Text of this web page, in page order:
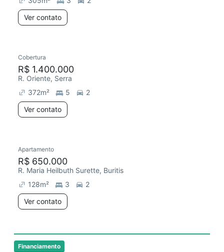
Financiamento
Ver contato
Cobertura
R$ 1.400.000
R. Oriente, Serra
372m² 5
2
Ver contato
Apartamento
R$ 650.000
R. Maria Heilbuth Surette, Buritis
128m² 3
2
Ver contato